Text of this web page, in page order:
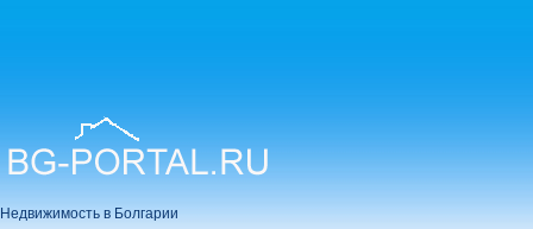
Недвижимость в Болгарии